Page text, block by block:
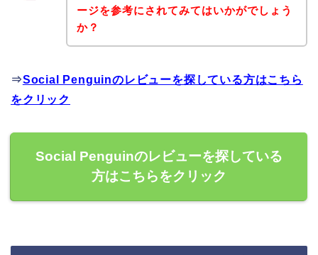
ージを参考にされてみてはいかがでしょう
か？
⇒Social Penguinのレビューを探している方はこちら
をクリック
Social Penguinのレビューを探している
方はこちらをクリック